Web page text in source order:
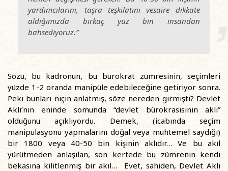
yardımcılarını, taşra teşkilatını vesaire dikkate
aldığımızda birkaç yüz bin insandan
bahsediyoruz.”
Sözü, bu kadronun, bu bürokrat zümresinin, seçimleri
yüzde 1-2 oranda manipüle edebileceğine getiriyor sonra.
Peki bunları niçin anlatmış, söze nereden girmişti? Devlet
Aklı’nın eninde somunda “devlet bürokrasisinin aklı”
olduğunu açıklıyordu. Demek, (icabında seçim
manipülasyonu yapmalarını doğal veya muhtemel saydığı)
bir 1800 veya 40-50 bin kişinin aklıdır… Ve bu akıl
yürütmeden anlaşılan, son kertede bu zümrenin kendi
bekasına kilitlenmiş bir akıl… Evet, sahiden, Devlet Aklı